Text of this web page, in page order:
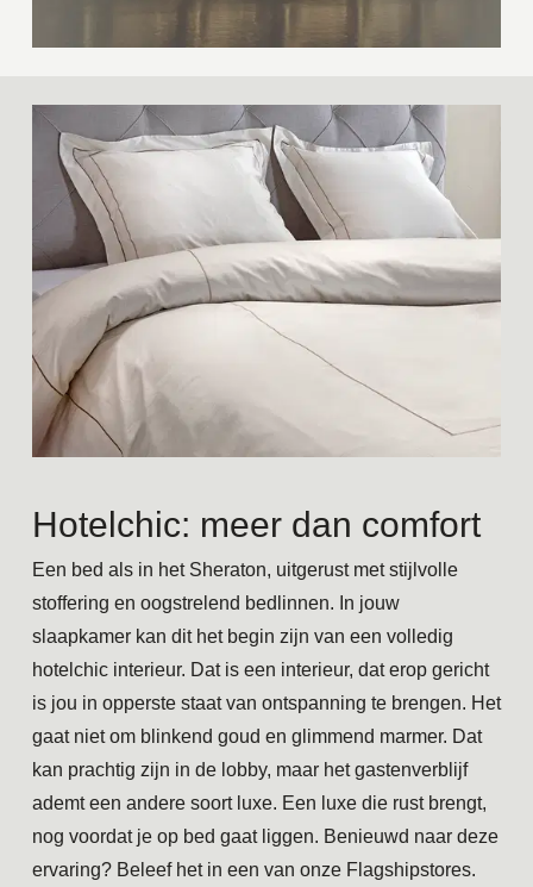
Hotelchic: meer dan comfort
Een bed als in het Sheraton, uitgerust met stijlvolle
stoffering en oogstrelend bedlinnen. In jouw
slaapkamer kan dit het begin zijn van een volledig
hotelchic interieur. Dat is een interieur, dat erop gericht
is jou in opperste staat van ontspanning te brengen. Het
gaat niet om blinkend goud en glimmend marmer. Dat
kan prachtig zijn in de lobby, maar het gastenverblijf
ademt een andere soort luxe. Een luxe die rust brengt,
nog voordat je op bed gaat liggen. Benieuwd naar deze
ervaring? Beleef het in een van onze Flagshipstores.